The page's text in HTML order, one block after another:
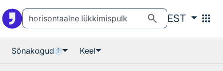
search EST apps
Sõnakogud 1 Keel